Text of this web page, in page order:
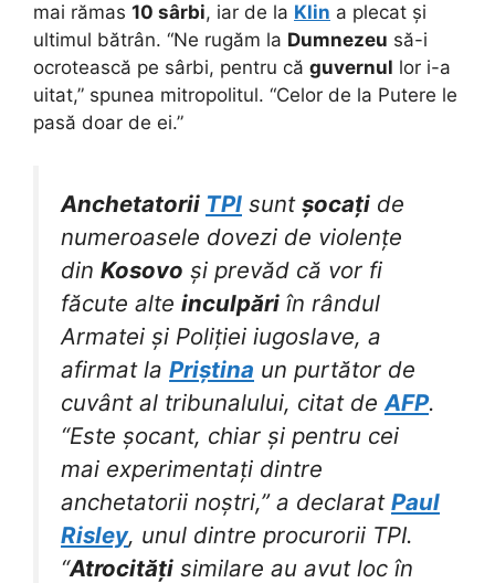
mai rămas 10 sârbi, iar de la Klin a plecat și
ultimul bătrân. “Ne rugăm la Dumnezeu să-i
ocrotească pe sârbi, pentru că guvernul lor i-a
uitat,” spunea mitropolitul. “Celor de la Putere le
pasă doar de ei.”
Anchetatorii TPI sunt șocați de
numeroasele dovezi de violențe
din Kosovo și prevăd că vor fi
făcute alte inculpări în rândul
Armatei și Poliției iugoslave, a
afirmat la Priștina un purtător de
cuvânt al tribunalului, citat de AFP.
“Este șocant, chiar și pentru cei
mai experimentați dintre
anchetatorii noștri,” a declarat Paul
Risley, unul dintre procurorii TPI.
“Atrocități similare au avut loc în